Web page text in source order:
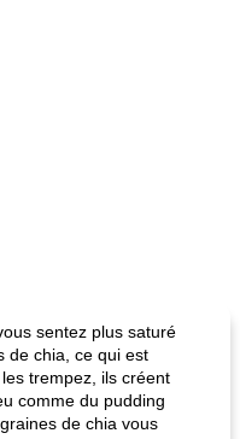
sentez plus saturé
de chia, ce qui est
trempez, ils créent
comme du pudding
de chia vous